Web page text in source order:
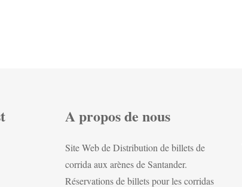
A propos de nous
Site Web de Distribution de billets de
corrida aux arènes de Santander.
Réservations de billets pour les corridas